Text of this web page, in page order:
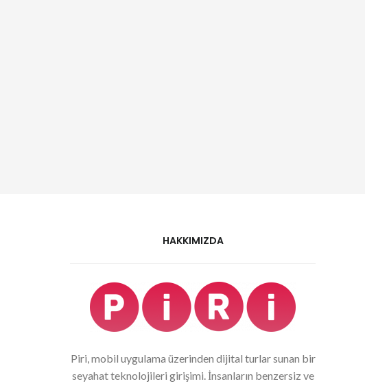
HAKKIMIZDA
Piri, mobil uygulama üzerinden dijital turlar sunan bir
seyahat teknolojileri girişimi. İnsanların benzersiz ve